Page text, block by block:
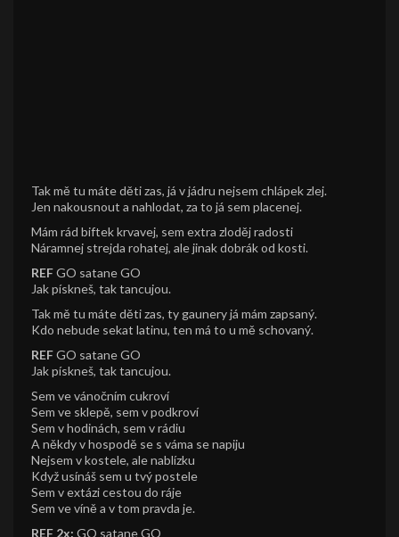
Tak mě tu máte děti zas, já v jádru nejsem chlápek zlej.
Jen nakousnout a nahlodat, za to já sem placenej.
Mám rád biftek krvavej, sem extra zloděj radosti
Náramnej strejda rohatej, ale jinak dobrák od kosti.
REFGO satane GO
Jak pískneš, tak tancujou.
Tak mě tu máte děti zas, ty gaunery já mám zapsaný.
Kdo nebude sekat latinu, ten má to u mě schovaný.
REFGO satane GO
Jak pískneš, tak tancujou.
Sem ve vánočním cukroví
Sem ve sklepě, sem v podkroví
Sem v hodinách, sem v rádiu
A někdy v hospodě se s váma se napiju
Nejsem v kostele, ale nablízku
Když usínáš sem u tvý postele
Sem v extázi cestou do ráje
Sem ve víně a v tom pravda je.
REF 2x: GO satane GO